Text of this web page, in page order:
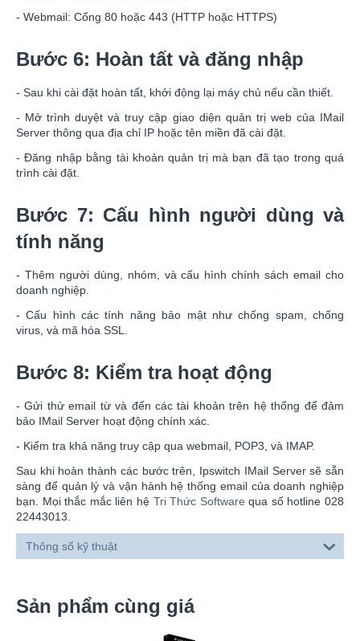
- Webmail: Cổng 80 hoặc 443 (HTTP hoặc HTTPS)
Bước 6: Hoàn tất và đăng nhập
- Sau khi cài đặt hoàn tất, khởi động lại máy chủ nếu cần thiết.
- Mở trình duyệt và truy cập giao diện quản trị web của IMail
Server thông qua địa chỉ IP hoặc tên miền đã cài đặt.
- Đăng nhập bằng tài khoản quản trị mà bạn đã tạo trong quá
trình cài đặt.
Bước 7: Cấu hình người dùng và
tính năng
- Thêm người dùng, nhóm, và cấu hình chính sách email cho
doanh nghiệp.
- Cấu hình các tính năng bảo mật như chống spam, chống
virus, và mã hóa SSL.
Bước 8: Kiểm tra hoạt động
- Gửi thử email từ và đến các tài khoản trên hệ thống để đảm
bảo IMail Server hoạt động chính xác.
- Kiểm tra khả năng truy cập qua webmail, POP3, và IMAP.
Sau khi hoàn thành các bước trên, Ipswitch IMail Server sẽ sẵn
sàng để quản lý và vận hành hệ thống email của doanh nghiệp
bạn. Mọi thắc mắc liên hệ Tri Thức Software qua số hotline 028
22443013.
Thông số kỹ thuật
Sản phẩm cùng giá